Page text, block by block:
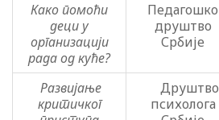
Како помоћи
деци у
организацији
рада од куће?
Педагошко
друштво
Србије
Развијање
критичког
Друштво
психолога